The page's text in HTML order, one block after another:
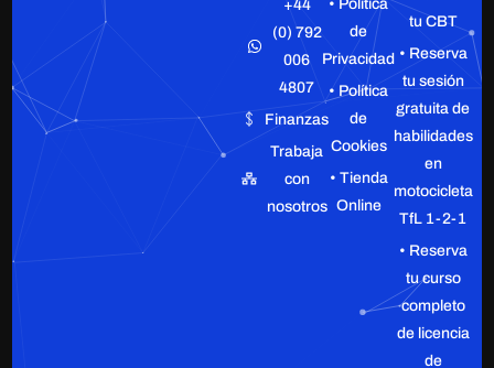
+44
(0) 792
006
4807
Finanzas
Trabaja
con
nosotros
• Política
de
Privacidad
• Política
de
Cookies
• Tienda
Online
tu CBT
• Reserva
tu sesión
gratuita de
habilidades
en
motocicleta
TfL 1-2-1
• Reserva
tu curso
completo
de licencia
de